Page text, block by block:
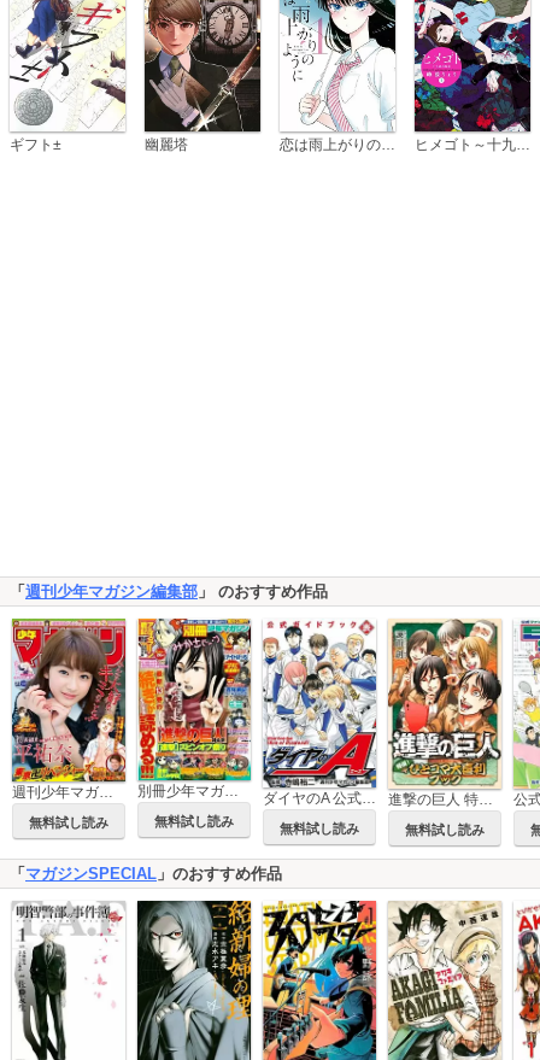
ギフト± 幽麗塔 恋は雨上がりのように ヒメゴト～十九歳の制服～
「 週刊少年マガジン編集部 」 のおすすめ作品
週刊少年マガジン
無料試し読み 無料試し読み
ダイヤのA 公式ガイドブック
無料試し読み 無料試し読み
「マガジンSPECIAL 」のおすすめ作品